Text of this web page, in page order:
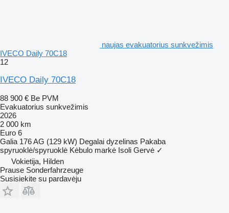
naujas evakuatorius sunkvežimis
IVECO Daily 70C18
12
IVECO Daily 70C18
88 900 € Be PVM
Evakuatorius sunkvežimis
2026
2 000 km
Euro 6
Galia 176 AG (129 kW) Degalai dyzelinas Pakaba
spyruoklė/spyruoklė Kėbulo markė Isoli Gervė ✓
Vokietija, Hilden
Prause Sonderfahrzeuge
Susisiekite su pardavėju